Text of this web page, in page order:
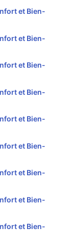
et Bien-
et Bien-
et Bien-
et Bien-
et Bien-
et Bien-
et Bien-
et Bien-
et Bien-